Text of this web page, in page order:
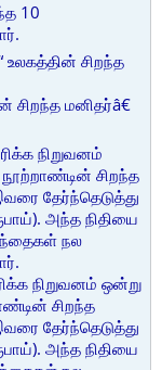
10
உலகத்தின் சிறந்த
மனிதர்â€
நிறுவனம்
சிறந்த
தேர்ந்தெடுத்து
அந்த நிதியை
நல
நிறுவனம் ஒன்று
சிறந்த
தேர்ந்தெடுத்து
அந்த நிதியை